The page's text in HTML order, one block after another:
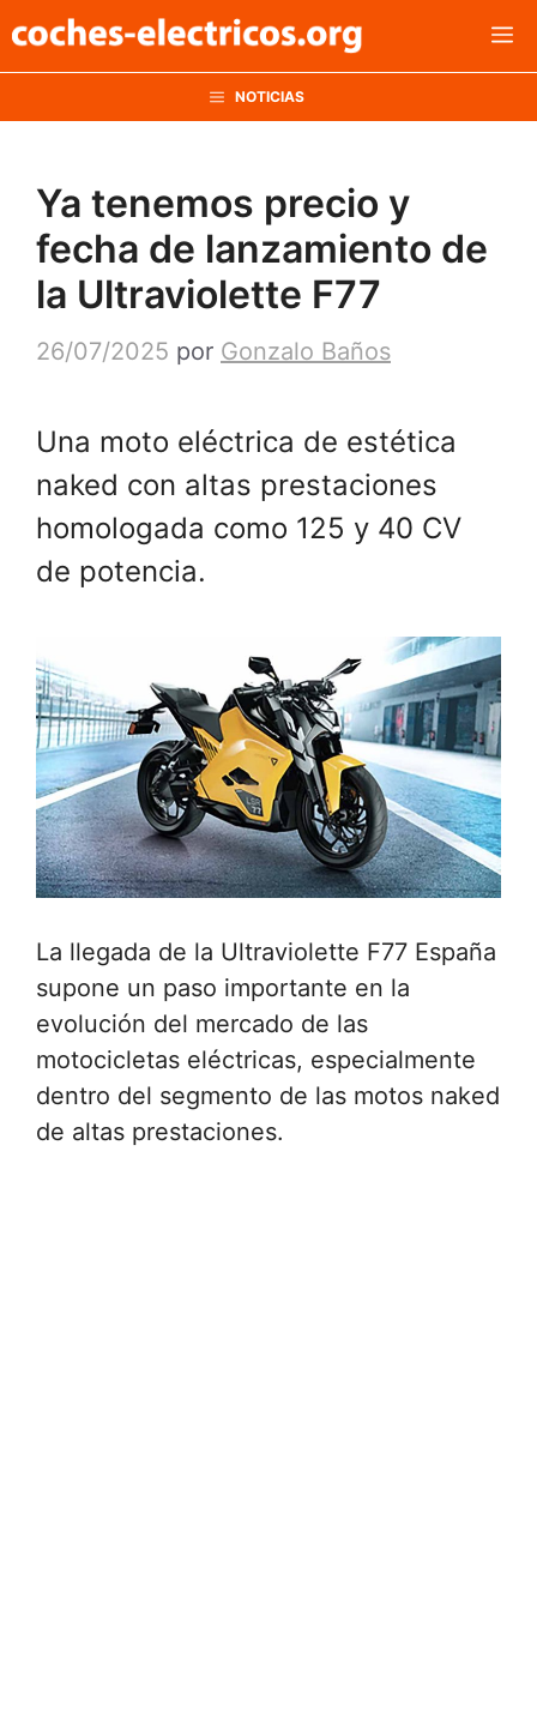
al
NOTICIAS
Ya tenemos precio y
fecha de lanzamiento de
la Ultraviolette F77
26/07/2025 por Gonzalo Baños
Una moto eléctrica de estética
naked con altas prestaciones
homologada como 125 y 40 CV
de potencia.
La llegada de la Ultraviolette F77 España
supone un paso importante en la
evolución del mercado de las
motocicletas eléctricas, especialmente
dentro del segmento de las motos naked
de altas prestaciones.